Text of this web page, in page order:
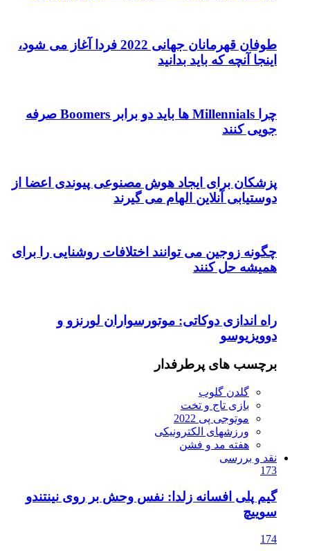
طوفان قهرمانان جهانی 2022 فردا آغاز می شود،
اینجا آنچه که باید بدانید
چرا Millennials ها باید دو برابر Boomers صرفه
جویی کنند
پزشکان برای ایجاد هوش مصنوعی پیوندی اعضا از
دوستیابی آنلاین الهام می گیرند
چگونه زوجین می توانند اختلافات روشنایی را برای
همیشه حل کنند
راه اندازی دوکاتی: موتورسواران لورنزو و
دوویزیوسو
برچسب های پرطرفدار
گلدن گلوب
بازی تاج و تخت
موتوجی پی 2022
ورزشهای الکترونیکی
هفته مد و فشن
نقد و بررسی
173
گیم پلی افسانه زلدا: نفس وحش بر روی نینتندو
سوییچ
174